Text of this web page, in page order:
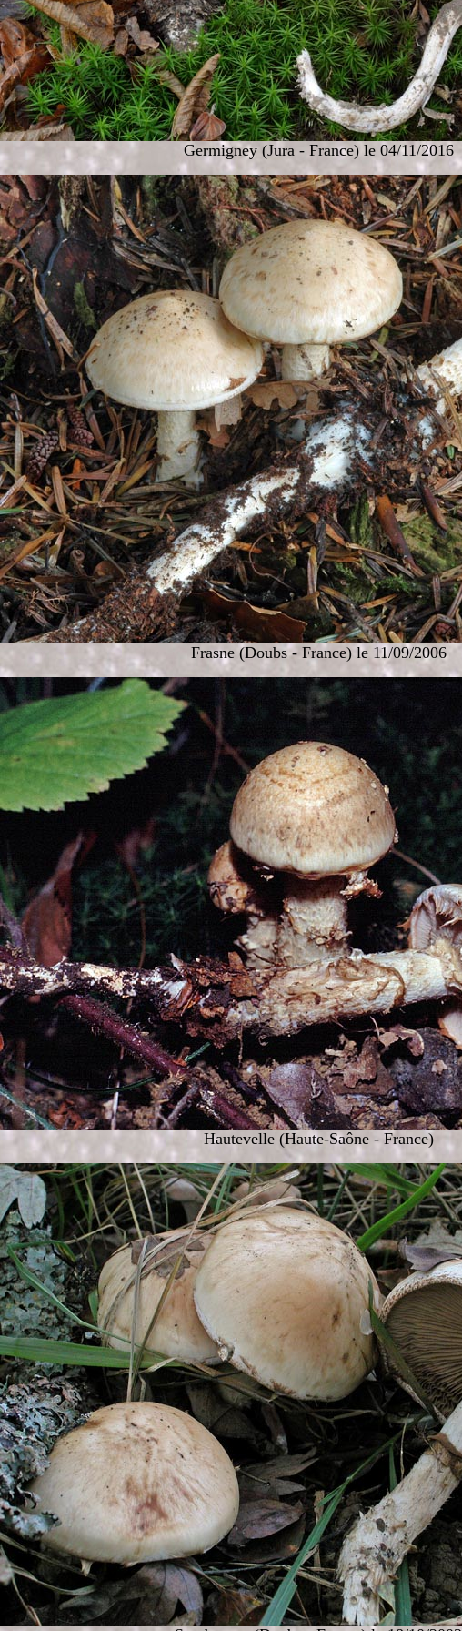
Germigney (Jura - France) le 04/11/2016
Frasne (Doubs - France) le 11/09/2006
Hautevelle (Haute-Saône - France)